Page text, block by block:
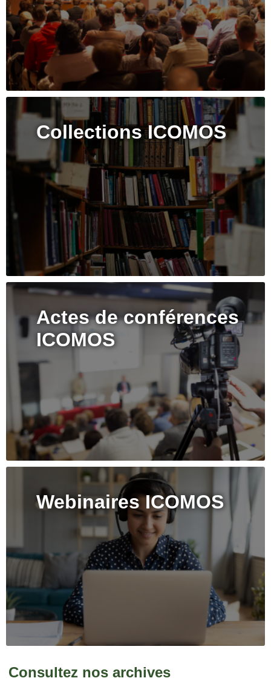
Collections ICOMOS
Actes de conférences
ICOMOS
Webinaires ICOMOS
Consultez nos archives